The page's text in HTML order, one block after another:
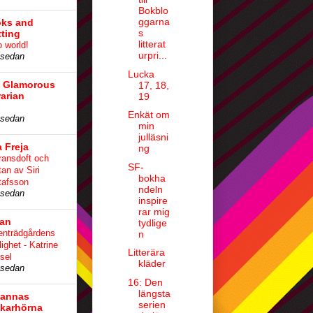
and
world!
Glamorous
Freja
och
av Siri
- Katrine
Bokblo
ggarna
s
litterat
urpri...
Lucka
17, 18,
19
Enkät om
min
julläsni
ng
SF-
bokha
ndeln
inspire
rar mig
tydlige
n
Litterära
kläder
16: Den
längsta
serien